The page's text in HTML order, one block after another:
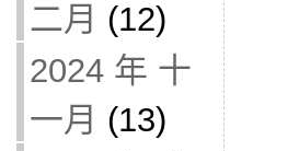
二月 (12)
2024 年 十
一月 (13)